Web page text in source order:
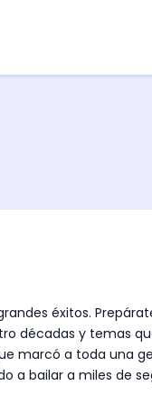
éxitos.
décadas y temas
marcó a toda una
a bailar a miles de